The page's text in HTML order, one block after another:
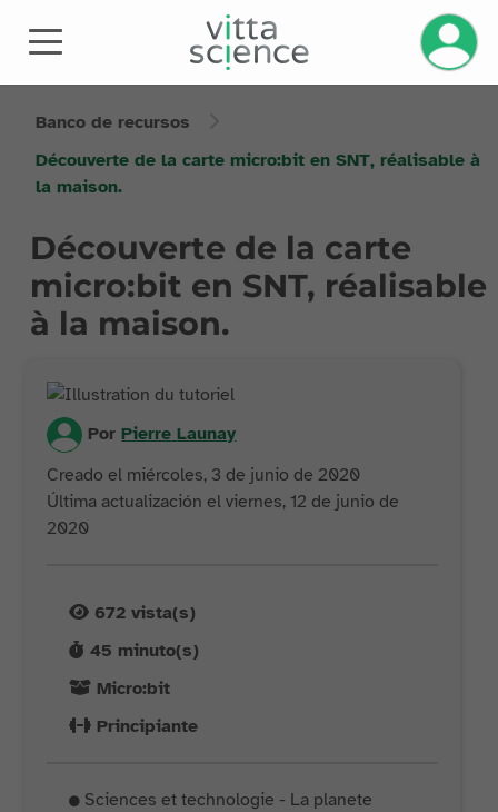
Banco de recursos
Découverte de la carte micro:bit en SNT, réalisable à
la maison.
Découverte de la carte
micro:bit en SNT, réalisable
à la maison.
PorPierre Launay
Creado el miércoles, 3 de junio de 2020
Última actualización el viernes, 12 de junio de
2020
672 vista(s)
45 minuto(s)
Micro:bit
Principiante
Sciences et technologie - La planete